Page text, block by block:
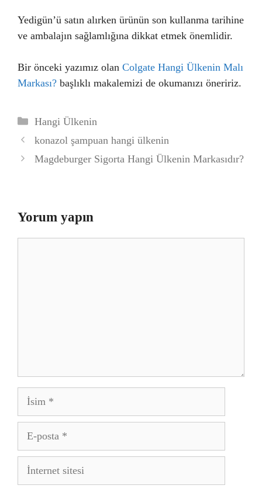
Yedigün’ü satın alırken ürünün son kullanma tarihine
ve ambalajın sağlamlığına dikkat etmek önemlidir.
Bir önceki yazımız olan Colgate Hangi Ülkenin Malı
Markası? başlıklı makalemizi de okumanızı öneririz.
Kategoriler
Hangi Ülkenin
konazol şampuan hangi ülkenin
Magdeburger Sigorta Hangi Ülkenin Markasıdır?
Yorum yapın
İsim
posta
İnternet